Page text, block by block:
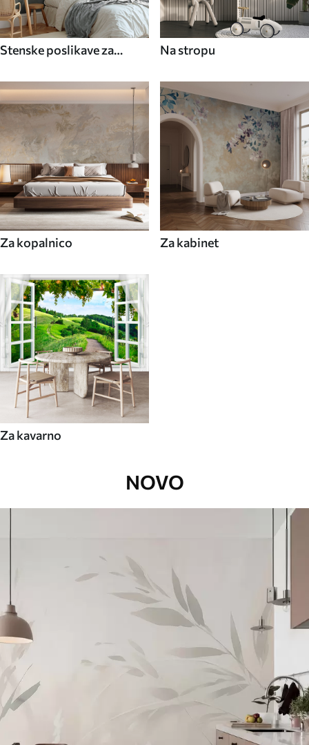
Stenske poslikave za
Na stropu
Za kopalnico Za kabinet
Za kavarno
NOVO